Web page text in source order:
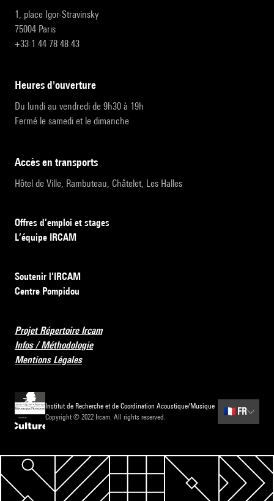
1, place Igor-Stravinsky
75004 Paris
+33 1 44 78 48 43
heures d'ouverture
Du lundi au vendredi de 9h30 à 19h
Fermé le samedi et le dimanche
accès en transports
Hôtel de Ville, Rambuteau, Châtelet, Les Halles
Offres d’emploi et stages
L’équipe IRCAM
Soutenir l’IRCAM
Centre Pompidou
Projet Répertoire Ircam
Infos / Méthodologie
Mentions Légales
Institut de Recherche et de Coordination Acoustique/Musique
Copyright © 2022 Ircam. All rights reserved.
🇫🇷 FR